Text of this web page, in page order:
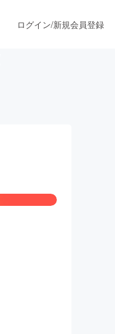
ログイン/新規会員登録